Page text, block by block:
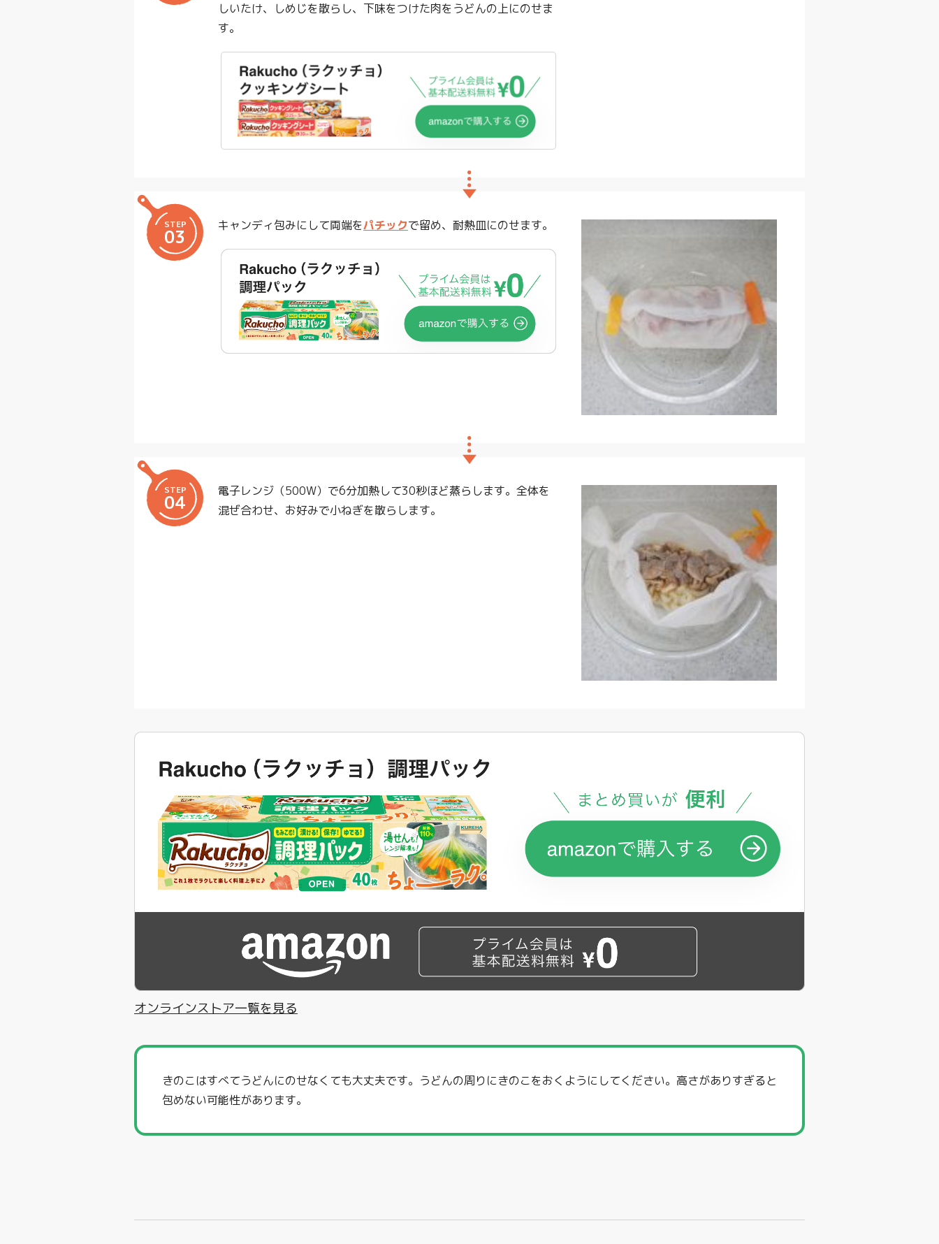
しいたけ、しめじを散らし、下味をつけた肉をうどんの上にのせま
す。
STEP
03 キャンディ包みにして両端をパチックで留め、耐熱皿にのせます。
STEP
04
電子レンジ（500W）で6分加熱して30秒ほど蒸らします。全体を
混ぜ合わせ、お好みで小ねぎを散らします。
オンラインストア一覧を見る
きのこはすべてうどんにのせなくても大丈夫です。うどんの周りにきのこをおくようにしてください。高さがありすぎると
包めない可能性があります。